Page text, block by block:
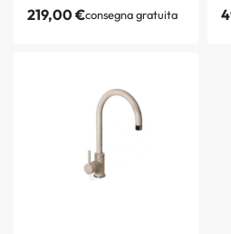
219,00€consegna gratuita